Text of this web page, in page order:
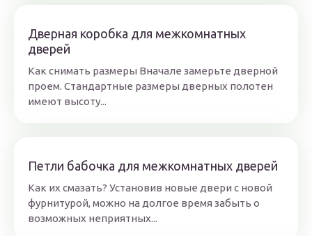
Дверная коробка для межкомнатных
дверей
Как снимать размеры Вначале замерьте дверной
проем. Стандартные размеры дверных полотен
имеют высоту...
Петли бабочка для межкомнатных дверей
Как их смазать? Установив новые двери с новой
фурнитурой, можно на долгое время забыть о
возможных неприятных...